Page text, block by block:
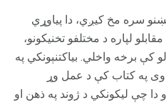
سره مخ کیږي، دا پیاوړي
لپاره د مختلفو تخنیکونو،
کې برخه واخلي. بیاکتنېونکي په
په کتاب کې د عمل وړ
دا چې لیکونکي د ژوند په ذهن او